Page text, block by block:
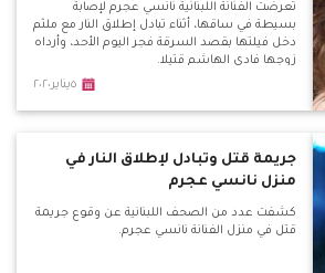
تعرضت الفنانة اللبنانية نانسي عجرم لإصابة
بسيطة في ساقها، أثناء تبادل إطلاق النار مع ملثم
دخل فيلتها بقصد السرقة ​فجر اليوم الأحد، وأرداه
زوجها ​فادي الهاشم​ قتيلا.
٥يناير٢٠٢٠
جريمة قتل وتبادل لإطلاق النار في
منزل نانسي عجرم
كشفت عدد من الصحف اللبنانية عن وقوع جريمة
قتل في منزل الفنانة نانسي عجرم.